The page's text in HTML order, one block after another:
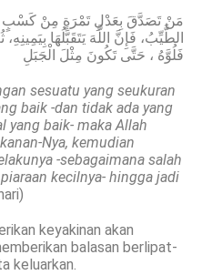
الطَّيِّبُ، فَإِنَّ اللَّهَ يَتَقَبَّلُهَا
فَلُوَّهُ ، حَتَّى تَكُونَ مِثْلَ الْجَبَلِ
sesuatu yang seukuran
baik -dan tidak ada yang
yang baik- maka Allah
Nya, kemudian
-sebagaimana salah
kecilnya- hingga jadi
keyakinan akan
balasan berlipat-
keluarkan.